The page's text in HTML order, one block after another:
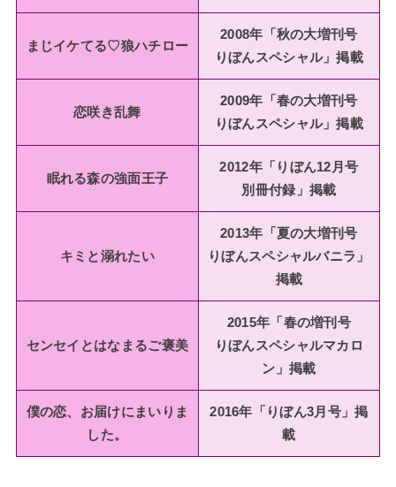
まじイケてる♡狼ハチロー
2008年「秋の大増刊号
りぼんスペシャル」掲載
恋咲き乱舞
2009年「春の大増刊号
りぼんスペシャル」掲載
眠れる森の強面王子
2012年「りぼん12月号
別冊付録」掲載
キミと溺れたい
2013年「夏の大増刊号
りぼんスペシャルバニラ」
掲載
センセイとはなまるご褒美
2015年「春の増刊号
りぼんスペシャルマカロ
ン」掲載
僕の恋、お届けにまいりま
した。
2016年「りぼん3月号」掲
載